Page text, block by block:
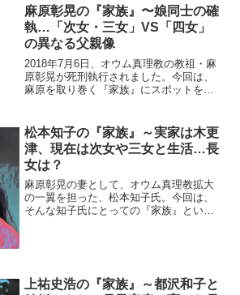
生年月日：1983年4月出身：千葉県船橋市
最終学歴：文教大学・...
麻原彰晃の『家族』〜娘同士の確
執…「次女・三女」VS「四女」
の異なる父親像
2018年7月6日、オウム真理教の教祖・麻
原彰晃が死刑執行されました。今回は、
麻原を取り巻く『家族』にスポットを当
しょうこう）本 名：松本智津夫（ま
つもと・ちづお）生...
松本知子の『家族』～実家は木更
津、現在は次女や三女と生活…長
女は？
麻原彰晃の妻として、オウム真理教拡大
の一翼を担った、松本知子氏。今回は、
そんな知子氏にとっての『家族』という
上祐史浩の『家族』～都沢和子と